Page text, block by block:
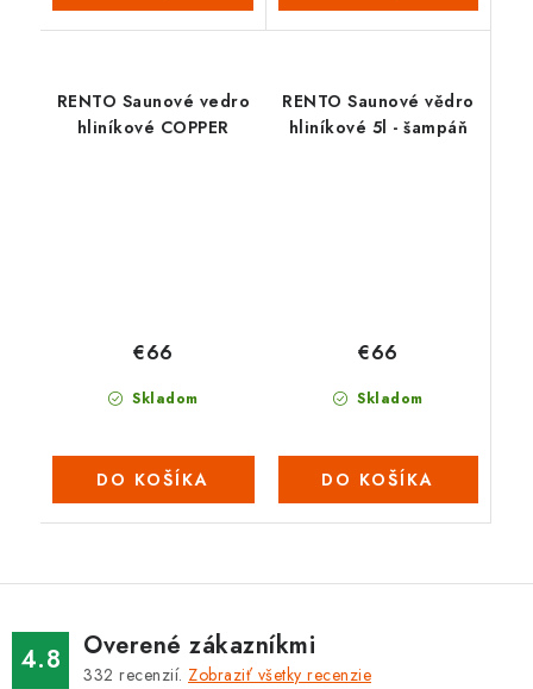
RENTO Saunové vedro
hliníkové COPPER
Skladom
€66
DO KOŠÍKA
RENTO Saunové vědro
hliníkové 5l - šampáň
Skladom
€66
DO KOŠÍKA
4.8 Overené zákazníkmi
332 recenzií. Zobraziť všetky recenzie